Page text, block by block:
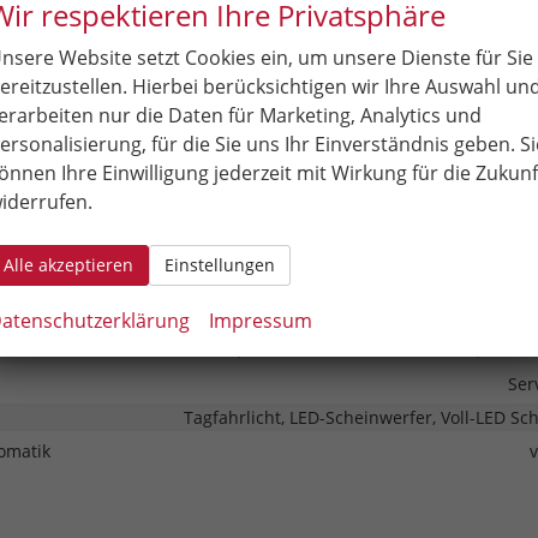
Schnittstelle USB, Android Auto,
Navigation,
Freisprecheinrichtung, Bluetooth, Induktionsladen für
(Virtual Cockpit)
Tempomat mit Lenkradkontrolle, Spurhalteassistent,
Park Distance Control vorne, Park Distance Control hinten,
Tagfahrlicht, LED-Scheinwerfer, Voll-LED
respektieren Ihre Privatsphäre
Website setzt Cookies ein, um unsere Dienste für Sie
Hierbei berücksichtigen wir Ihre Auswahl
nur die Daten für Marketing, Analytics und
für die Sie uns Ihr Einverständnis geben.
Ihre Einwilligung jederzeit mit Wirkung für die
Alle akzeptieren Einstellungen
Impressum